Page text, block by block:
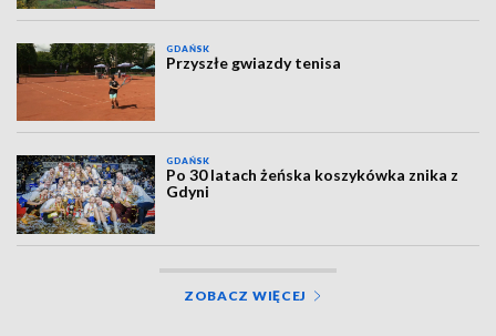
GDAŃSK
Przyszłe gwiazdy tenisa
GDAŃSK
Po 30 latach żeńska koszykówka znika z
Gdyni
ZOBACZ WIĘCEJ